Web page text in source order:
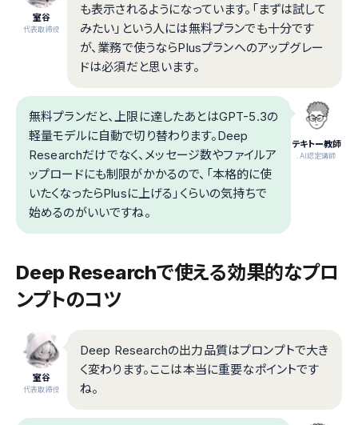
室谷
代表取締役
も表示されるようになっています。「まずは試して
みたい」という人には無料プランでも十分です
が、業務で使うならPlusプランへのアップグレー
ドは必須だと思います。
テキトー教師
.AI認定講師
無料プランだと、上限に達したあとはGPT-5.3の
軽量モデルに自動で切り替わります。Deep
Researchだけでなく、メッセージ数やファイルア
ップロードにも制限がかかるので、「本格的に使
いたくなったらPlusに上げる」くらいの気持ちで
始めるのがいいですね。
Deep Researchで使える効果的なプロ
ンプトのコツ
室谷
代表取締役
Deep Researchの出力品質はプロンプトで大き
く変わります。ここは本当に重要なポイントです
ね。